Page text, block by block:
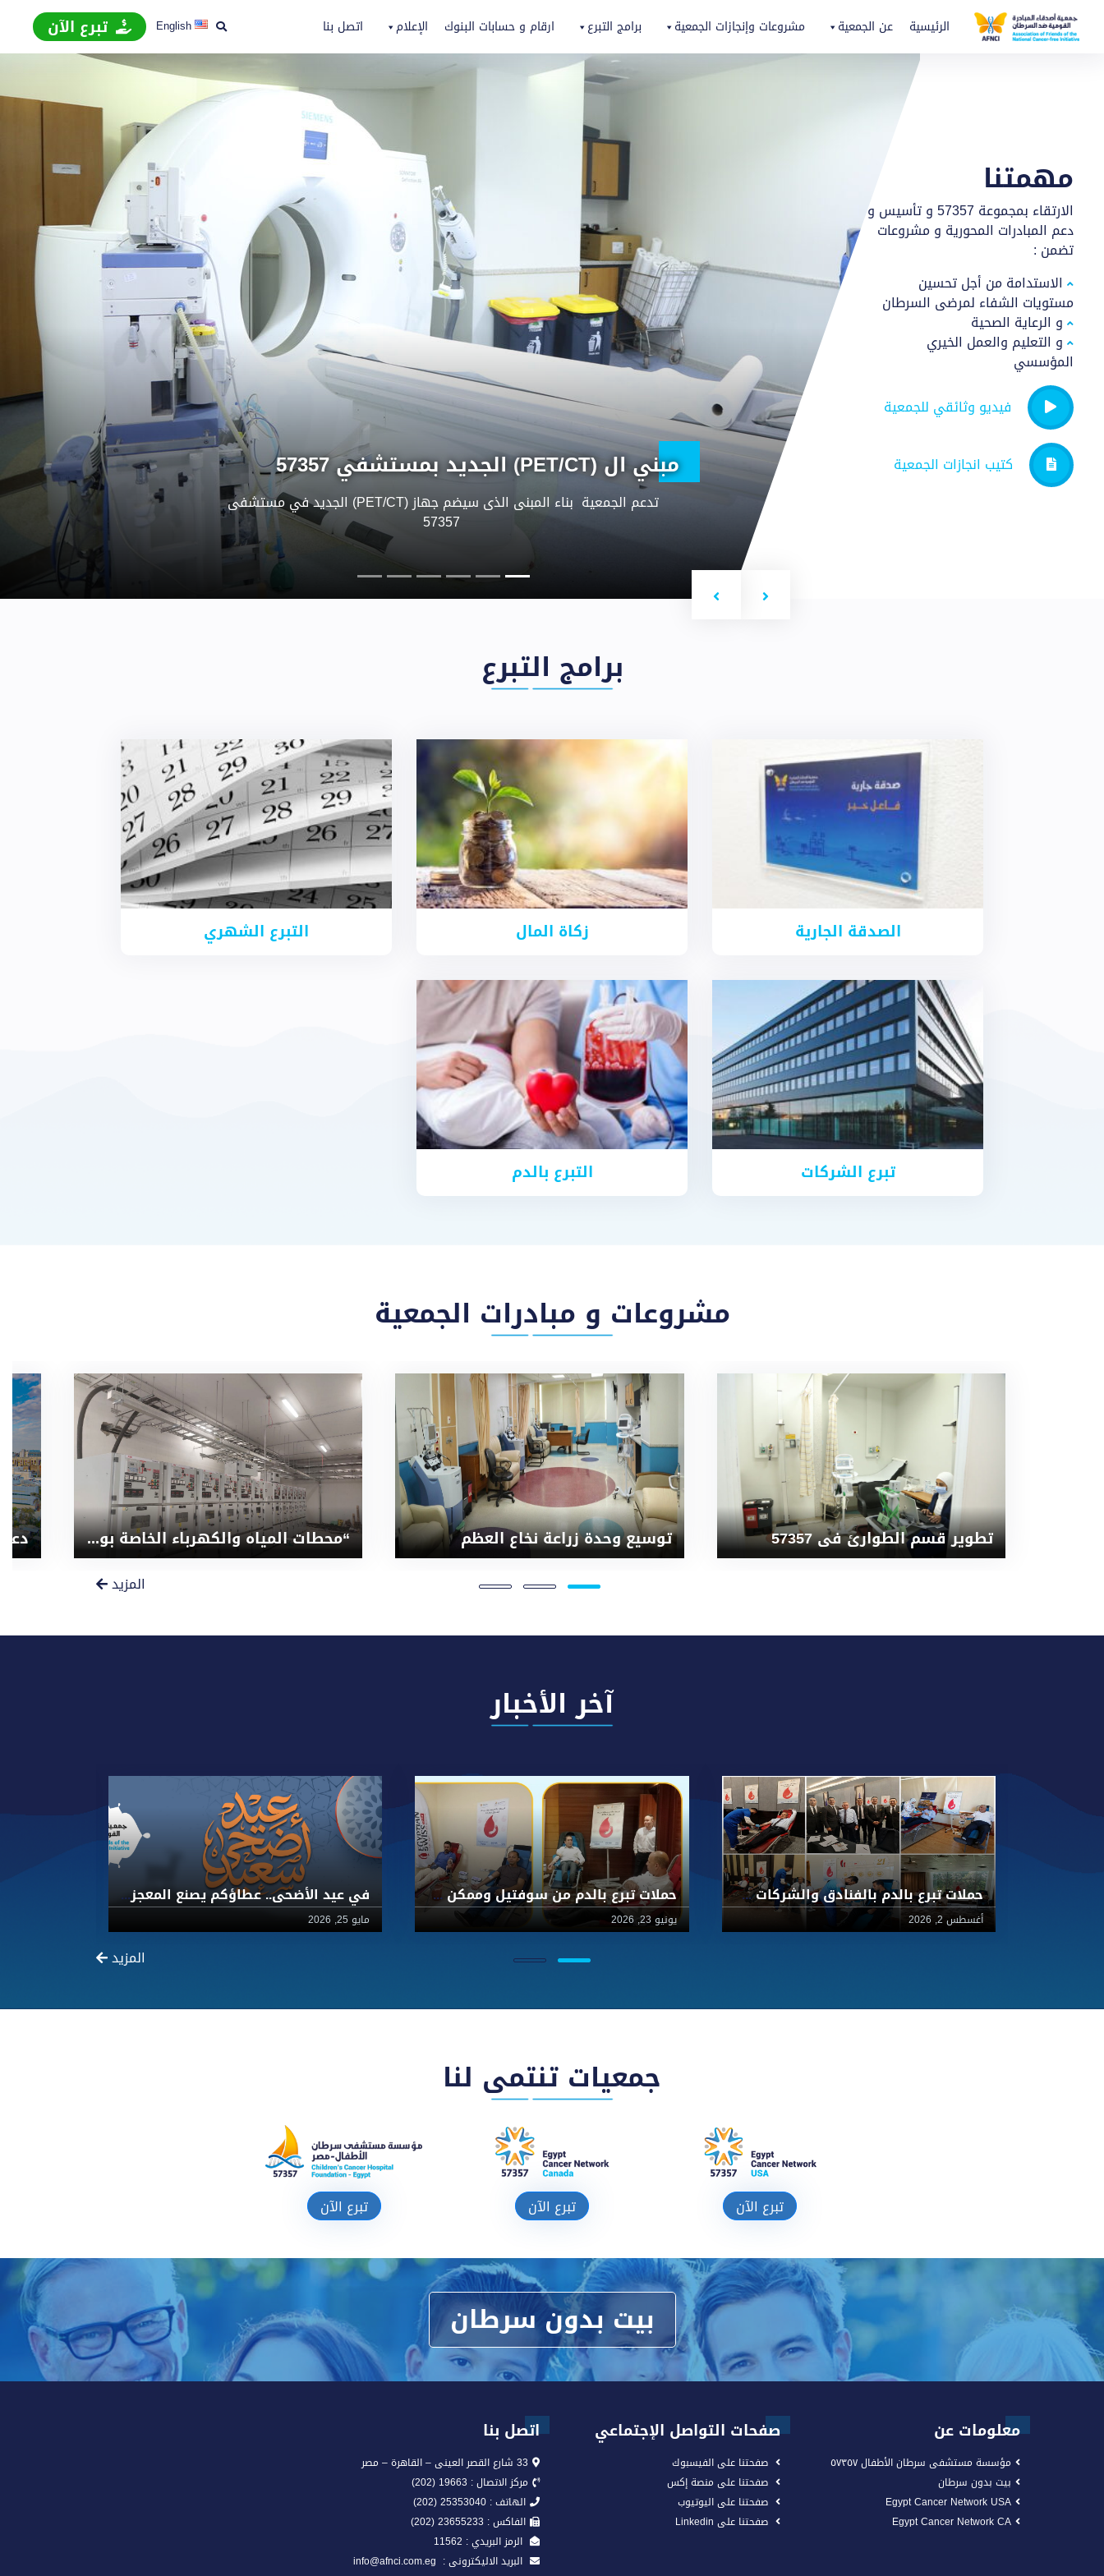
الرئيسية عن الجمعية مشروعات وإنجازات الجمعية برامج التبرع ارقام و حسابات البنوك الإعلام اتصل بنا English تبرع الآن
مهمتنا
الارتقاء بمجموعة 57357 و تأسيس و
دعم المبادرات المحورية و مشروعات
تضمن :
الاستدامة من أجل تحسين
مستويات الشفاء لمرضى السرطان
و الرعاية الصحية
و التعليم والعمل الخيري
المؤسسي
فيديو وثائقي للجمعية
كتيب انجازات الجمعية وحدة زرع النخاع
نعمل على مشروع توسعة وحدة زرع نخاع العظام (BMT) ، والذى ليس إجراءً جراحيًا
مثل زرع النخاع هو بروتوكول علاجي يعتمد على إعطاء جرعات مكثفة من العلاج
الكيميائي بهدف قتل الخلايا السرطانية فى جميع أنحاء الجسم ، و إزالة الخلايا
المنتجة للدم المتبقِية بنخاع العظم ، ثم زراعة خلايا جذعية
برامج التبرع
التبرع الشهري
تبرع الشركات التبرع بالدم
مشروعات و مبادرات الجمعية
تطوير قسم الطوارئ فى 57357 توسيع وحدة زراعة نخاع العظم “محطات المياه والكهرباء الخاصة بوحدة البروتون ثيرابى ” العلاج بالبروتونات”
آخر الأخبار
حملات تبرع بالدم بالفنادق والشركات لأطفال 57357 حملات تبرع بالدم من سوفتيل وممكن والسويسرية لصالح أطفال57357 في عيد الأضحى.. عطاؤكم يصنع المعجزات لأطفال 57357 مع جمعية أصدقاء المبادرة
جمعيات تنتمى لنا
تبرع الآن تبرع الآن تبرع الآن
بيت بدون سرطان
معلومات عن
مؤسسة مستشفى سرطان الأطفال ٥٧٣٥٧
بيت بدون سرطان
Egypt Cancer Network USA
صفحات التواصل الإجتماعي
صفحتنا على الفيسبوك
صفحتنا على منصة إكس
صفحتنا على اليوتيوب
اتصل بنا
33 شارع القصر العينى – القاهرة – مصر
مركز الاتصال : 19663 (202)
الهاتف : 25353040 (202)
الفاكس : 23655233 (202)
الرمز البريدي : 11562